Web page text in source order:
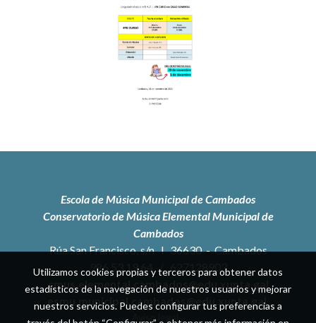
Escola de Música Municipal de Cambados
Conservatorio de Música Elemental Municipal de
Cambados
Rúa San Francisco, s/n l 36630 - Cambados
986 53 19 64
/
627128903
cmus.elemental.cambados@edu.xunta.gal
esmu.municipal.cambados@edu.xunta.gal
Aviso legal
Utilizamos cookies propias y terceros para obtener datos
estadísticos de la navegación de nuestros usuarios y mejorar
nuestros servicios. Puedes configurar tus preferencias a